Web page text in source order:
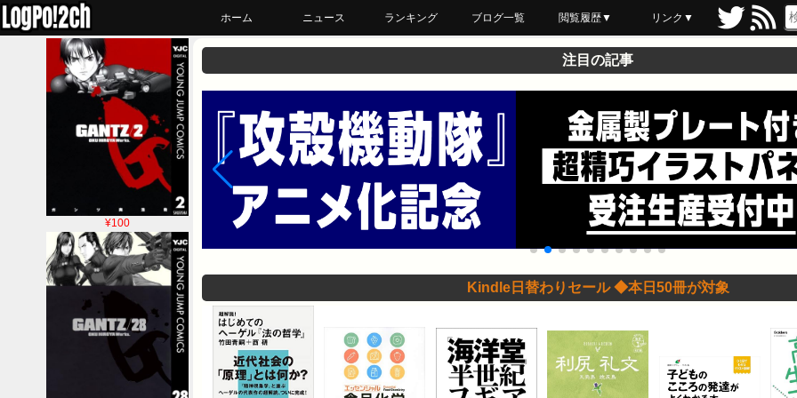
ホーム ニュース ランキング ブログ一覧 閲覧履歴▼
最近読んだ
あとで読む
ブックマーク
リンク▼
¥100
注目の記事
Kindle日替わりセール ◆本日50冊が対象